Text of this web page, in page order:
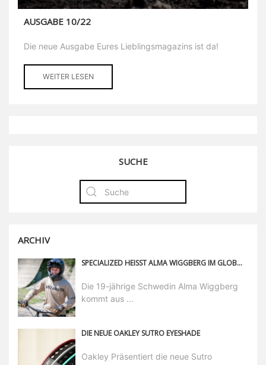
AUSGABE 10/22
Die neue Ausgabe Eures Lieblingsmagazins ist da!
WEITER LESEN
SUCHE
ARCHIV
SPECIALIZED HEISST ALMA WIGGBERG IM GLOBALEN ATHLETENTEAM WILLKOMMEN
Die 19-jährige Schwedin Alma Wiggberg
kommt aus ...
DIE NEUE OAKLEY SUTRO EYESHADE
Oakley Präsentiert die neue Sutro